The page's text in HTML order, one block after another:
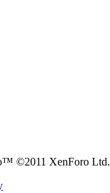
©2011 XenForo Ltd.